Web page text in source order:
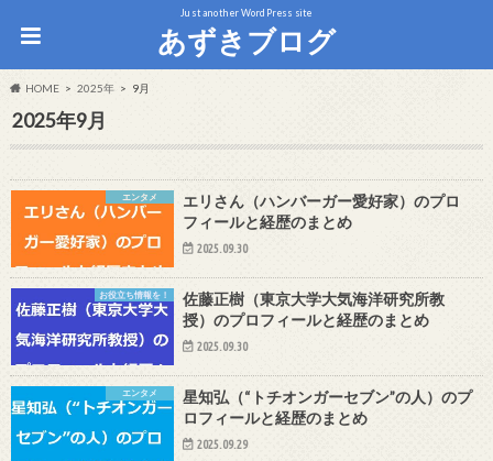
Just another WordPress site
あずきブログ
HOME 2025年 9月
2025年9月
エンタメ
エリさん（ハンバーガー愛好家）のプロ
フィールと経歴のまとめ
2025.09.30
お役立ち情報を！
佐藤正樹（東京大学大気海洋研究所教
授）のプロフィールと経歴のまとめ
2025.09.30
エンタメ
星知弘（“トチオンガーセブン”の人）のプ
ロフィールと経歴のまとめ
2025.09.29